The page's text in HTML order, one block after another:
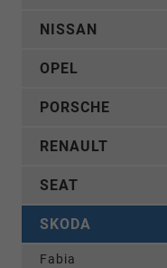
NISSAN
OPEL
PORSCHE
RENAULT
SEAT
SKODA
Fabia